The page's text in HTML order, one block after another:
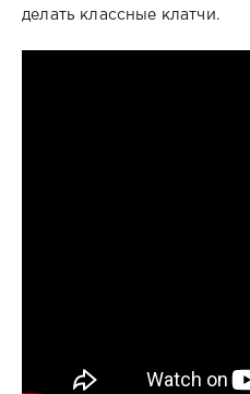
делать классные клатчи.